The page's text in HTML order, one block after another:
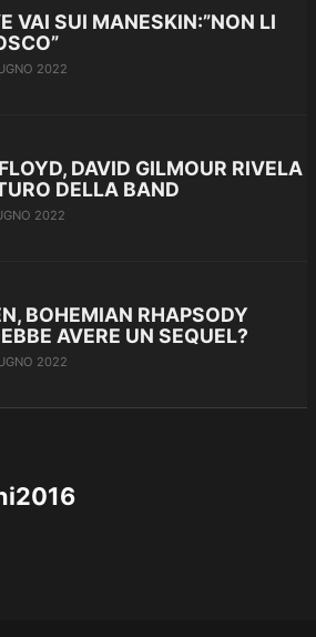
VAI SUI MANESKIN:”NON LI
2022
DAVID GILMOUR RIVELA
DELLA BAND
2022
BOHEMIAN RHAPSODY
AVERE UN SEQUEL?
2022